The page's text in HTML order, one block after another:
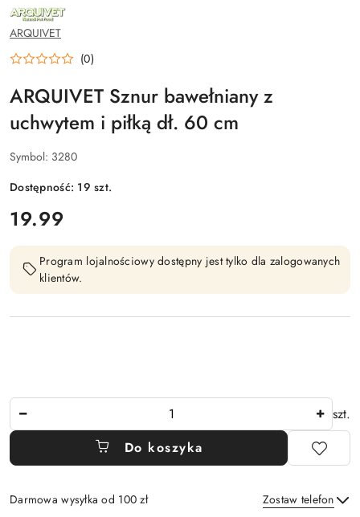
NAZWA
PRODUCENTA:
ARQUIVET
ARQUIVET
(0)
ARQUIVET Sznur bawełniany z
uchwytem i piłką dł. 60 cm
Symbol: 3280
Dostępność: 19szt.
cena:
19.99
Program lojalnościowy dostępny jest tylko dla zalogowanych
klientów.
szt.
Do koszyka
Darmowa wysyłka od 100 zł Zostaw telefon